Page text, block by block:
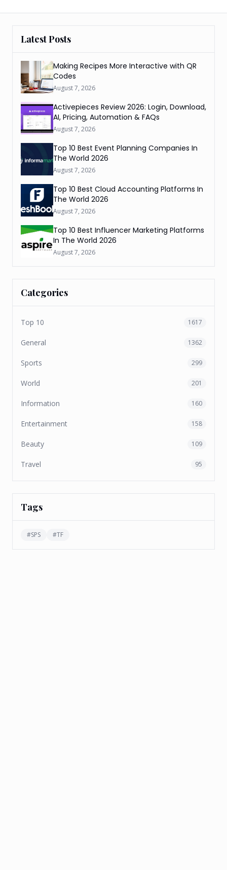
Latest Posts
Making Recipes More Interactive with QR
Codes
August 7, 2026
Activepieces Review 2026: Login, Download,
AI, Pricing, Automation & FAQs
August 7, 2026
Top 10 Best Event Planning Companies In
The World 2026
August 7, 2026
Top 10 Best Cloud Accounting Platforms In
The World 2026
August 7, 2026
Top 10 Best Influencer Marketing Platforms
In The World 2026
August 7, 2026
Categories
Top 10 1617
General 1362
Sports 299
World 201
Information 160
Entertainment 158
Beauty 109
Travel 95
Tags
#SPS #TF